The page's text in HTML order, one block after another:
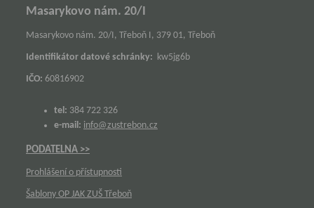
Masarykovo nám. 20/I
Masarykovo nám. 20/I, Třeboň I, 379 01, Třeboň
Identifikátor datové schránky: kw5jg6b
IČO: 60816902
tel: 384 722 326
e-mail: info@zustrebon.cz
PODATELNA >>
Prohlášení o přístupnosti
Šablony OP JAK ZUŠ Třeboň